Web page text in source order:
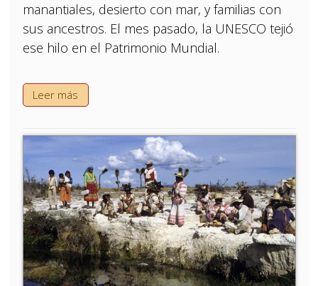
manantiales, desierto con mar, y familias con
sus ancestros. El mes pasado, la UNESCO tejió
ese hilo en el Patrimonio Mundial.
Leer más